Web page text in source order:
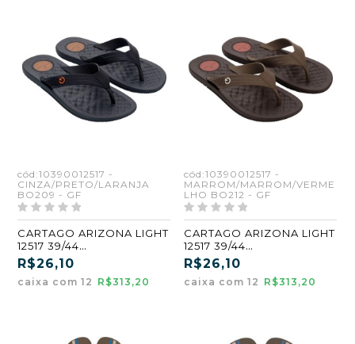
cód:10390012517 -
CINZA/PRETO/LARANJA
BO209 - GF
CARTAGO ARIZONA LIGHT
12517 39/44
CINZA/PRETO/LARANJA
(BO209) (GF)
R$26,10
caixa com 12 R$313,20
cód:10390012517 -
MARROM/MARROM/VERME
LHO BO212 - GF
CARTAGO ARIZONA LIGHT
12517 39/44
MARROM/MARROM/VERM
ELHO (BO212) (GF)
R$26,10
caixa com 12 R$313,20